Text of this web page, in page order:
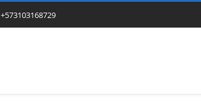
+573103168729